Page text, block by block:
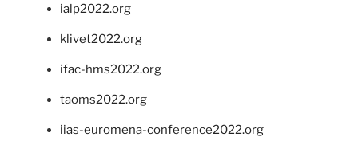
ialp2022.org
klivet2022.org
ifac-hms2022.org
taoms2022.org
iias-euromena-conference2022.org